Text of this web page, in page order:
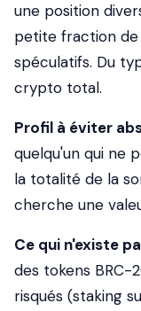
une position
petite fraction
spéculatifs. Du
crypto total.
Profil à éviter
quelqu'un qui ne
la totalité de la
cherche une
Ce qui n'existe
des tokens BRC-
risqués (staking